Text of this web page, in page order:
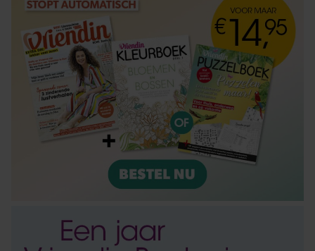
partners voor social media, adverteren en analyse. Deze
partners kunnen deze gegevens combineren met andere
informatie die u aan ze heeft verstrekt of die ze hebben
verzameld op basis van uw gebruik van hun services. U
gaat akkoord met onze cookies als u onze website blijft
gebruiken.